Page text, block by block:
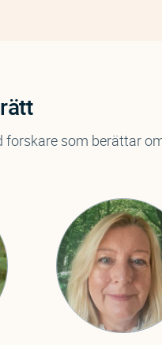
forskare som berättar